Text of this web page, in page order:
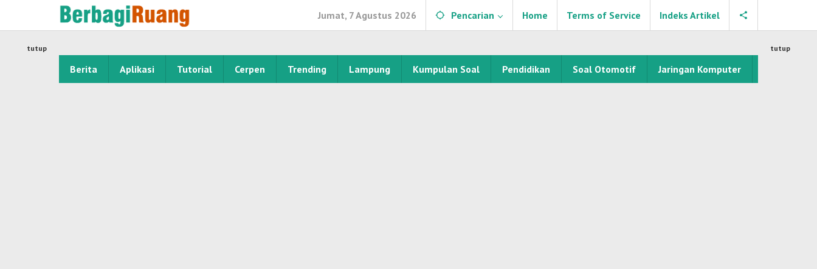
Jumat, 7 Agustus 2026 Pencarian Home Terms of Service Indeks Artikel
Berita Aplikasi Tutorial Cerpen Trending Lampung Kumpulan Soal Pendidikan Soal Otomotif Jaringan Komputer
tutup tutup